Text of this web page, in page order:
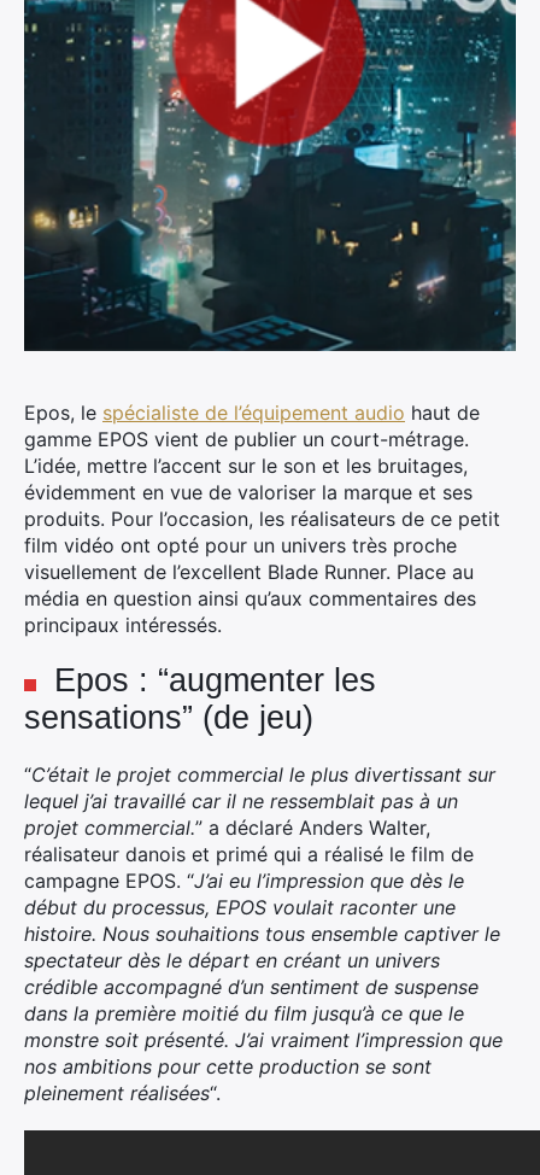
Epos, le spécialiste de l’équipement audio haut de
gamme EPOS vient de publier un court-métrage.
L’idée, mettre l’accent sur le son et les bruitages,
évidemment en vue de valoriser la marque et ses
produits. Pour l’occasion, les réalisateurs de ce petit
film vidéo ont opté pour un univers très proche
visuellement de l’excellent Blade Runner. Place au
média en question ainsi qu’aux commentaires des
principaux intéressés.
Epos : “augmenter les
sensations” (de jeu)
“C’était le projet commercial le plus divertissant sur
lequel j’ai travaillé car il ne ressemblait pas à un
projet commercial.” a déclaré Anders Walter,
réalisateur danois et primé qui a réalisé le film de
campagne EPOS. “J’ai eu l’impression que dès le
début du processus, EPOS voulait raconter une
histoire. Nous souhaitions tous ensemble captiver le
spectateur dès le départ en créant un univers
crédible accompagné d’un sentiment de suspense
dans la première moitié du film jusqu’à ce que le
monstre soit présenté. J’ai vraiment l’impression que
nos ambitions pour cette production se sont
pleinement réalisées“.